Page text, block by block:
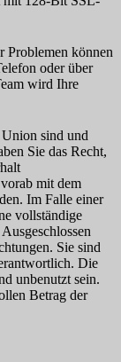
Problemen können
oder über
wird Ihre
sind und
Sie das Recht,
mit dem
Im Falle einer
vollständige
Sie sind
Die
unbenutzt sein.
Betrag der